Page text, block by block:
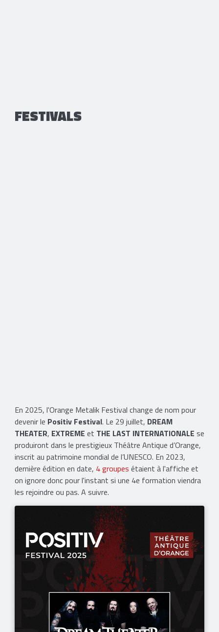
FESTIVALS
En 2025, l'Orange Metalik Festival change de nom pour
devenir le Positiv Festival. Le 29 juillet, DREAM
THEATER, EXTREME et THE LAST INTERNATIONALE se
produiront dans le prestigieux Théâtre Antique d’Orange,
inscrit au patrimoine mondial de l’UNESCO. En 2023,
dernière édition en date, 4 groupes étaient à l'affiche et
on ignore donc pour l'instant si une 4e formation viendra
les rejoindre ou pas. A suivre.